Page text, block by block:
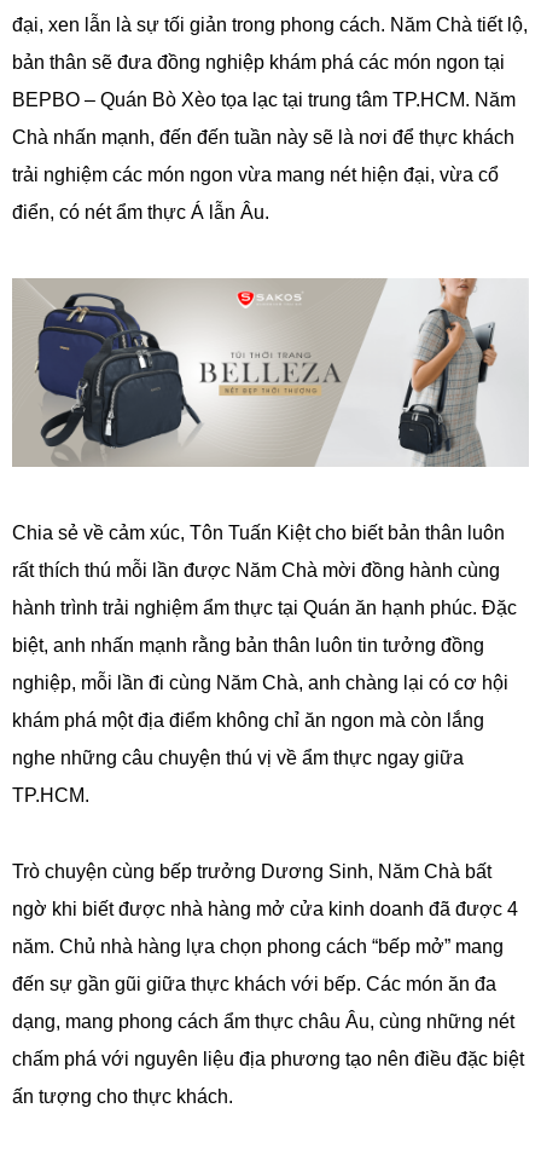
đại, xen lẫn là sự tối giản trong phong cách. Năm Chà tiết lộ,
bản thân sẽ đưa đồng nghiệp khám phá các món ngon tại
BEPBO – Quán Bò Xèo tọa lạc tại trung tâm TP.HCM. Năm
Chà nhấn mạnh, đến đến tuần này sẽ là nơi để thực khách
trải nghiệm các món ngon vừa mang nét hiện đại, vừa cổ
điển, có nét ẩm thực Á lẫn Âu.
Chia sẻ về cảm xúc, Tôn Tuấn Kiệt cho biết bản thân luôn
rất thích thú mỗi lần được Năm Chà mời đồng hành cùng
hành trình trải nghiệm ẩm thực tại Quán ăn hạnh phúc. Đặc
biệt, anh nhấn mạnh rằng bản thân luôn tin tưởng đồng
nghiệp, mỗi lần đi cùng Năm Chà, anh chàng lại có cơ hội
khám phá một địa điểm không chỉ ăn ngon mà còn lắng
nghe những câu chuyện thú vị về ẩm thực ngay giữa
TP.HCM.
Trò chuyện cùng bếp trưởng Dương Sinh, Năm Chà bất
ngờ khi biết được nhà hàng mở cửa kinh doanh đã được 4
năm. Chủ nhà hàng lựa chọn phong cách “bếp mở” mang
đến sự gần gũi giữa thực khách với bếp. Các món ăn đa
dạng, mang phong cách ẩm thực châu Âu, cùng những nét
chấm phá với nguyên liệu địa phương tạo nên điều đặc biệt
ấn tượng cho thực khách.